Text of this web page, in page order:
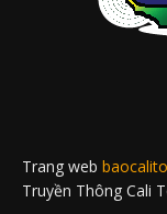
Trang web
Truyền Thông Cali